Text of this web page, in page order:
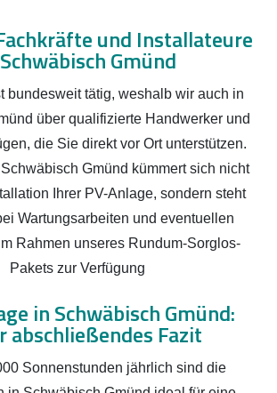
und Installateure
Gmünd
bundesweit tätig, weshalb wir auch in
über qualifizierte Handwerker und
die Sie direkt vor Ort unterstützen.
Gmünd kümmert sich nicht
Ihrer PV-Anlage, sondern steht
Wartungsarbeiten und eventuellen
Rahmen unseres Rundum-Sorglos-
Pakets zur Verfügung
in Schwäbisch Gmünd:
abschließendes Fazit
Sonnenstunden jährlich sind die